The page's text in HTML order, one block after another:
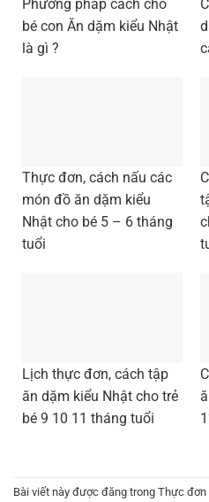
Phương pháp cách cho
bé con Ăn dặm kiểu Nhật
là gì ?
Thực đơn, cách nấu các
món đồ ăn dặm kiểu
Nhật cho bé 5 – 6 tháng
tuổi
Lịch thực đơn, cách tập
ăn dặm kiểu Nhật cho trẻ
bé 9 10 11 tháng tuổi
Bài viết này được đăng trong Thực đơn